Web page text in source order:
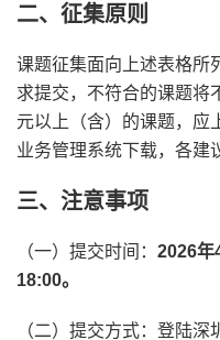
二、征集原则
课题征集面向上述表格所
求提交，不符合的课题将
元以上（含）的课题，应
业务管理系统下载，各建
三、注意事项
（一）提交时间： 2026年
18:00。
（二）提交方式：登陆